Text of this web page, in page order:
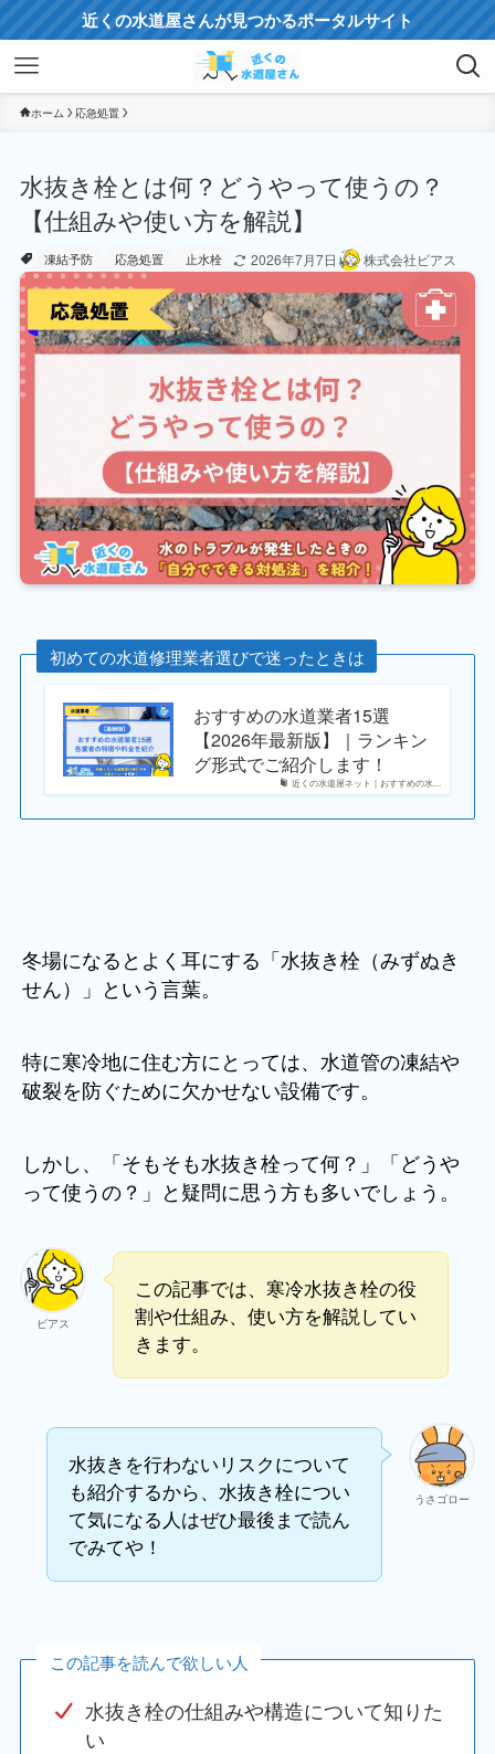
近くの水道屋さんが見つかるポータルサイト
ホーム 応急処置
水抜き栓とは何？どうやって使うの？
【仕組みや使い方を解説】
凍結予防 応急処置 止水栓 2026年7月7日 株式会社ビアス
初めての水道修理業者選びで迷ったときは
近くの水道屋ネット｜おすすめの水...
おすすめの水道業者15選
【2026年最新版】｜ランキン
グ形式でご紹介します！
冬場になるとよく耳にする「水抜き栓（みずぬき
せん）」という言葉。
特に寒冷地に住む方にとっては、水道管の凍結や
破裂を防ぐために欠かせない設備です。
しかし、「そもそも水抜き栓って何？」「どうや
って使うの？」と疑問に思う方も多いでしょう。
ビアス
この記事では、寒冷水抜き栓の役
割や仕組み、使い方を解説してい
きます。
うさゴロー
水抜きを行わないリスクについて
も紹介するから、水抜き栓につい
て気になる人はぜひ最後まで読ん
でみてや！
この記事を読んで欲しい人
水抜き栓の仕組みや構造について知りた
い